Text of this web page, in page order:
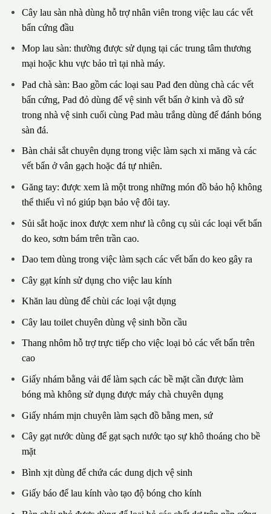
Cây lau sàn nhà dùng hỗ trợ nhân viên trong việc lau các vết
bẩn cứng đầu
Mop lau sàn: thường được sử dụng tại các trung tâm thương
mại hoặc khu vực bảo trì tại nhà máy.
Pad chà sàn: Bao gồm các loại sau Pad đen dùng chà các vết
bẩn cứng, Pad đỏ dùng để vệ sinh vết bẩn ở kinh và đồ sứ
trong nhà vệ sinh cuối cùng Pad màu trắng dùng để đánh bóng
sàn đá.
Bàn chải sắt chuyên dụng trong việc làm sạch xi măng và các
vết bẩn ở vân gạch hoặc đá tự nhiên.
Găng tay: được xem là một trong những món đồ bảo hộ không
thể thiếu vì nó giúp bạn bảo vệ đôi tay.
Sủi sắt hoặc inox được xem như là công cụ sủi các loại vết bẩn
do keo, sơm bám trên trần cao.
Dao tem dùng trong việc làm sạch các vết bẩn do keo gây ra
Cây gạt kính sử dụng cho việc lau kính
Khăn lau dùng để chùi các loại vật dụng
Cây lau toilet chuyên dùng vệ sinh bồn cầu
Thang nhôm hỗ trợ trực tiếp cho việc loại bỏ các vết bẩn trên
cao
Giấy nhám bằng vải để làm sạch các bề mặt cần được làm
bóng mà không sử dụng được máy chà chuyên dụng
Giấy nhám mịn chuyên làm sạch đồ bằng men, sứ
Cây gạt nước dùng để gạt sạch nước tạo sự khô thoáng cho bề
mặt
Bình xịt dùng để chứa các dung dịch vệ sinh
Giấy báo để lau kính vào tạo độ bóng cho kính